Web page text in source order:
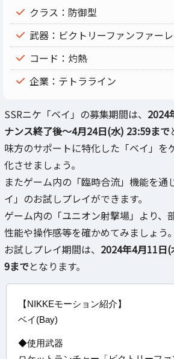
クラス：防御型
武器：ビクトリーファンファー
コード：灼熱
企業：テトラライン
SSRニケ「ベイ」の募集期間は、 2024
ナンス終了後～4月24日(水) 23:59まで
味方のサポートに特化した「ベイ」を
化させましょう。
またゲーム内の「臨時合流」機能を通
イ」のお試しプレイができます。
ゲーム内の「ユニオン射撃場」より、
性能や操作感等を確かめてみましょう。
お試しプレイ期間は、 2024年4月11日
9までとなります。
【NIKKEモーション紹介】
ベイ(Bay)
◆使用武器